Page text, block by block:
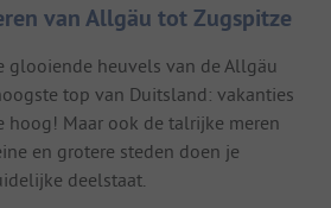
van Allgäu tot Zugspitze
glooiende heuvels van de Allgäu
top van Duitsland: vakanties
hoog! Maar ook de talrijke meren
en grotere steden doen je
deelstaat.